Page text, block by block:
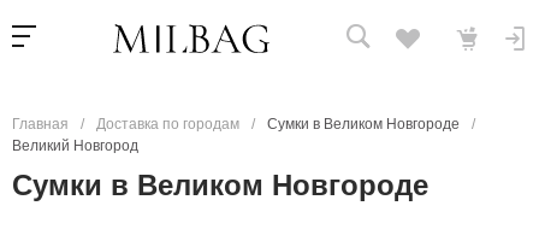
Главная / Доставка по городам / Сумки в Великом Новгороде
/
Великий Новгород
Сумки в Великом Новгороде